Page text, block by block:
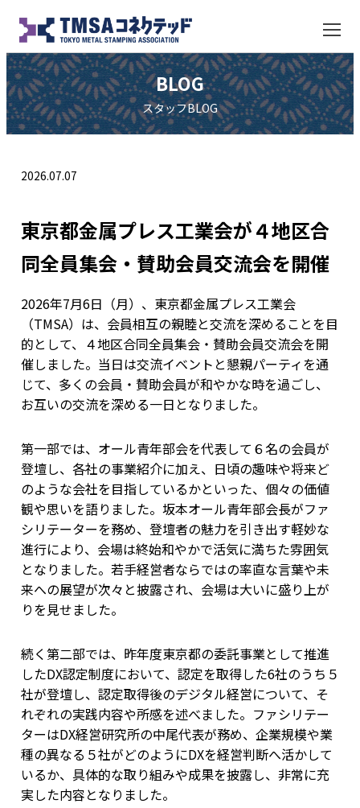
BLOG
スタッフBLOG
2026.07.07
東京都金属プレス工業会が４地区合
同全員集会・賛助会員交流会を開催
2026年7月6日（月）、東京都金属プレス工業会
（TMSA）は、会員相互の親睦と交流を深めることを目
的として、４地区合同全員集会・賛助会員交流会を開
催しました。当日は交流イベントと懇親パーティを通
じて、多くの会員・賛助会員が和やかな時を過ごし、
お互いの交流を深める一日となりました。
第一部では、オール青年部会を代表して６名の会員が
登壇し、各社の事業紹介に加え、日頃の趣味や将来ど
のような会社を目指しているかといった、個々の価値
観や思いを語りました。坂本オール青年部会長がファ
シリテーターを務め、登壇者の魅力を引き出す軽妙な
進行により、会場は終始和やかで活気に満ちた雰囲気
となりました。若手経営者ならではの率直な言葉や未
来への展望が次々と披露され、会場は大いに盛り上が
りを見せました。
続く第二部では、昨年度東京都の委託事業として推進
したDX認定制度において、認定を取得した6社のうち５
社が登壇し、認定取得後のデジタル経営について、そ
れぞれの実践内容や所感を述べました。ファシリテー
ターはDX経営研究所の中尾代表が務め、企業規模や業
種の異なる５社がどのようにDXを経営判断へ活かして
いるか、具体的な取り組みや成果を披露し、非常に充
実した内容となりました。